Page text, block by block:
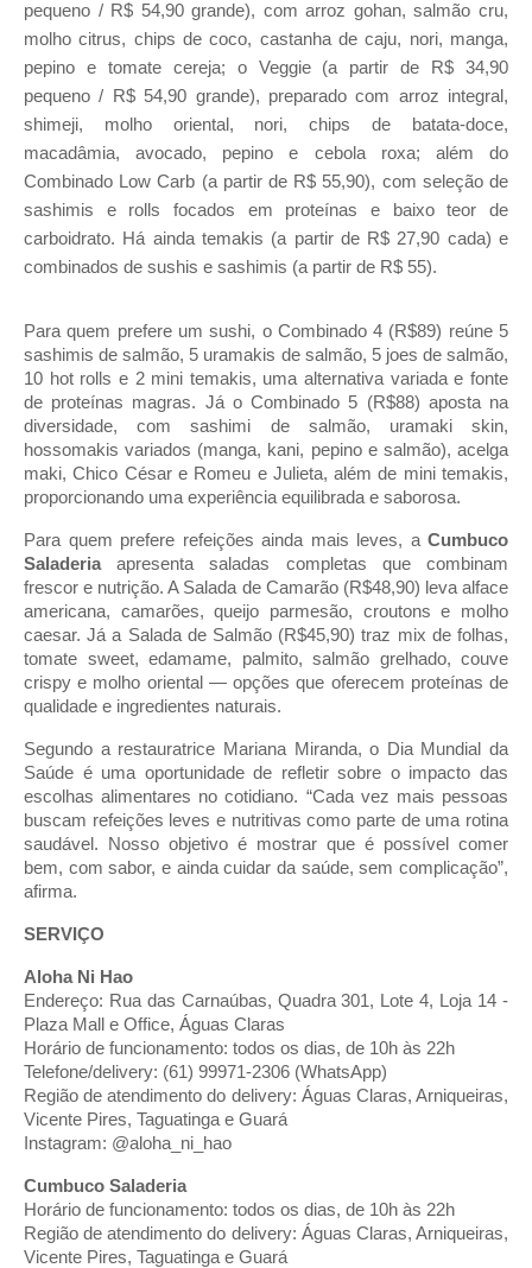
pequeno / R$ 54,90 grande), com arroz gohan, salmão cru,
molho citrus, chips de coco, castanha de caju, nori, manga,
pepino e tomate cereja; o Veggie (a partir de R$ 34,90
pequeno / R$ 54,90 grande), preparado com arroz integral,
shimeji, molho oriental, nori, chips de batata-doce,
macadâmia, avocado, pepino e cebola roxa; além do
Combinado Low Carb (a partir de R$ 55,90), com seleção de
sashimis e rolls focados em proteínas e baixo teor de
carboidrato. Há ainda temakis (a partir de R$ 27,90 cada) e
combinados de sushis e sashimis (a partir de R$ 55).
Para quem prefere um sushi, o Combinado 4 (R$89) reúne 5
sashimis de salmão, 5 uramakis de salmão, 5 joes de salmão,
10 hot rolls e 2 mini temakis, uma alternativa variada e fonte
de proteínas magras. Já o Combinado 5 (R$88) aposta na
diversidade, com sashimi de salmão, uramaki skin,
hossomakis variados (manga, kani, pepino e salmão), acelga
maki, Chico César e Romeu e Julieta, além de mini temakis,
proporcionando uma experiência equilibrada e saborosa.
Para quem prefere refeições ainda mais leves, aCumbuco
Saladeriaapresenta saladas completas que combinam
frescor e nutrição. A Salada de Camarão (R$48,90) leva alface
americana, camarões, queijo parmesão, croutons e molho
caesar. Já a Salada de Salmão (R$45,90) traz mix de folhas,
tomate sweet, edamame, palmito, salmão grelhado, couve
crispy e molho oriental — opções que oferecem proteínas de
qualidade e ingredientes naturais.
Segundo a restauratrice Mariana Miranda, o Dia Mundial da
Saúde é uma oportunidade de refletir sobre o impacto das
escolhas alimentares no cotidiano. “Cada vez mais pessoas
buscam refeições leves e nutritivas como parte de uma rotina
saudável. Nosso objetivo é mostrar que é possível comer
bem, com sabor, e ainda cuidar da saúde, sem complicação”,
afirma.
SERVIÇO
Aloha Ni Hao
Endereço: Rua das Carnaúbas, Quadra 301, Lote 4, Loja 14 -
Plaza Mall e Office, Águas Claras
Horário de funcionamento: todos os dias, de 10h às 22h
Telefone/delivery: (61) 99971-2306 (WhatsApp)
Região de atendimento do delivery: Águas Claras, Arniqueiras,
Vicente Pires, Taguatinga e Guará
Instagram: @aloha_ni_hao
Cumbuco Saladeria
Horário de funcionamento: todos os dias, de 10h às 22h
Região de atendimento do delivery: Águas Claras, Arniqueiras,
Vicente Pires, Taguatinga e Guará